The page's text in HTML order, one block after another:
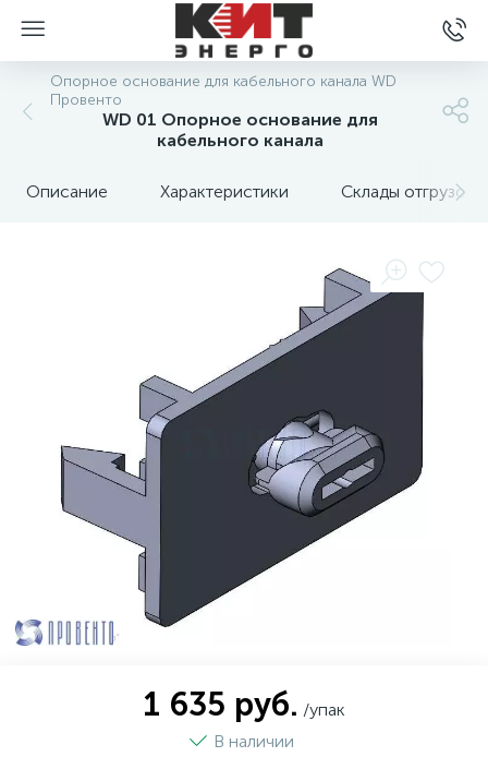
Опорное основание для кабельного канала WD
Провенто
WD 01 Опорное основание для
кабельного канала
Описание Характеристики Склады отгрузок
1 635 руб. /упак
В наличии